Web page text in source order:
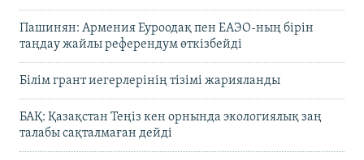
Пашинян: Армения Еуроодақ пен ЕАЭО-ның бірін
таңдау жайлы референдум өткізбейді
Білім грант иегерлерінің тізімі жарияланды
БАҚ: Қазақстан Теңіз кен орнында экологиялық заң
талабы сақталмаған дейді